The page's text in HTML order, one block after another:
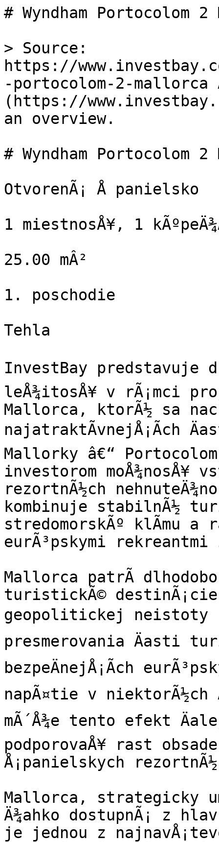
# Wyndham Portocolom
> Source:
https://
-portocolom-2-
(https://
an overview.
# Wyndham Portocolom
OtvorenÃ¡ Å panielsko
1 miestnosÅ¥, 1
25.00 mÂ²
1. poschodie
Tehla
InvestBay predstavuje
leÅ¾itosÅ¥ v rÃ¡mci
Mallorca, ktorÃ½ sa
najatraktÃ­vnejÅ¡Ã­ch
Mallorky â€“
investorom moÅ¾nosÅ¥
rezortnÃ½ch
kombinuje stabilnÃ½
stredomorskÃº klÃ­mu a
eurÃ³pskymi
Mallorca patrÃ­
turistickÃ© destinÃ¡cie
geopolitickej neistoty
presmerovania Äasti
bezpeÄnejÅ¡Ã­ch
napÃ¤tie v niektorÃ½ch
mÃ´Å¾e tento efekt
podporovaÅ¥ rast
Å¡panielskych
Mallorca, strategicky
Ä¾ahko dostupnÃ¡ z
je jednou z